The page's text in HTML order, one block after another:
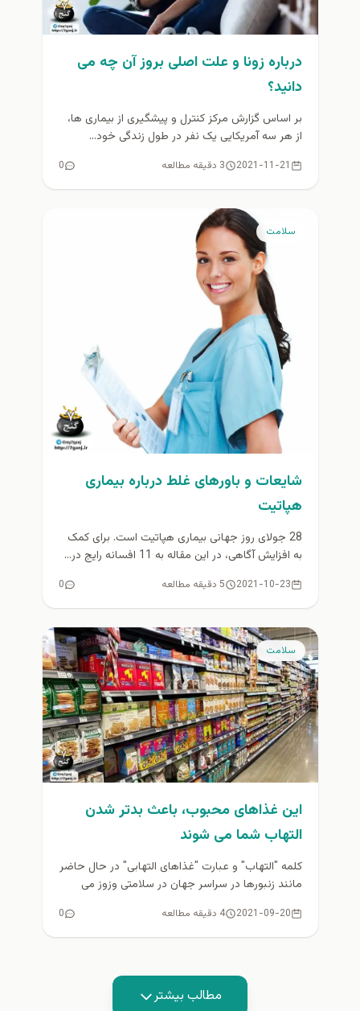
درباره زونا و علت اصلی بروز آن چه می
دانید؟
بر اساس گزارش مرکز کنترل و پیشگیری از بیماری ها،
از هر سه آمریکایی یک نفر در طول زندگی خود...
2021-11-21 3 دقیقه مطالعه 0
سلامت
شایعات و باورهای غلط درباره بیماری
هپاتیت
28 جولای روز جهانی بیماری هپاتیت است. برای کمک
به افزایش آگاهی، در این مقاله به 11 افسانه رایج در...
2021-10-23 5 دقیقه مطالعه 0
سلامت
این غذاهای محبوب، باعث بدتر شدن
التهاب شما می شوند
کلمه "التهاب" و عبارت "غذاهای التهابی" در حال حاضر
مانند زنبورها در سراسر جهان در سلامتی وزوز می
2021-09-20 4 دقیقه مطالعه 0
مطالب بیشتر